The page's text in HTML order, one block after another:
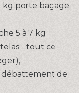
kg porte bagage
5 à 7 kg
tout ce
débattement de